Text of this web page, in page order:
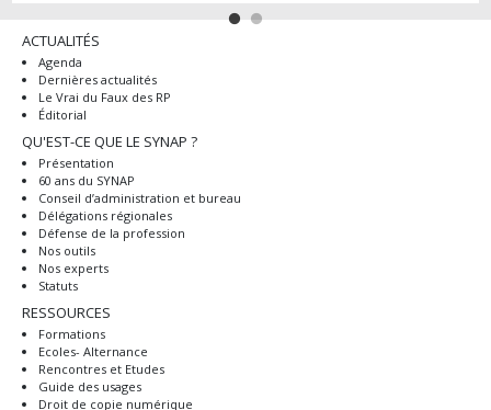
ACTUALITÉS
Agenda
Dernières actualités
Le Vrai du Faux des RP
Éditorial
QU'EST-CE QUE LE SYNAP ?
Présentation
60 ans du SYNAP
Conseil d’administration et bureau
Délégations régionales
Défense de la profession
Nos outils
Nos experts
Statuts
RESSOURCES
Formations
Ecoles- Alternance
Rencontres et Etudes
Guide des usages
Droit de copie numérique